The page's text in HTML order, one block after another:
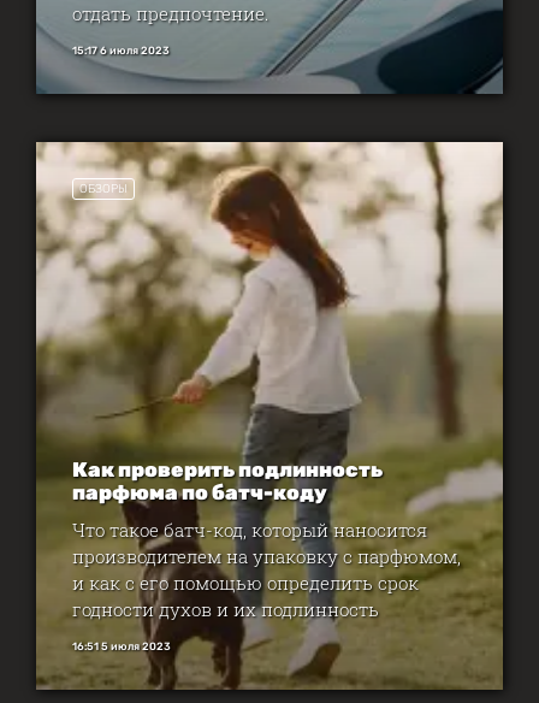
отдать предпочтение.
15:17 6 июля 2023
ОБЗОРЫ
Как проверить подлинность
парфюма по батч-коду
Что такое батч-код, который наносится
производителем на упаковку с парфюмом,
и как с его помощью определить срок
годности духов и их подлинность
16:51 5 июля 2023